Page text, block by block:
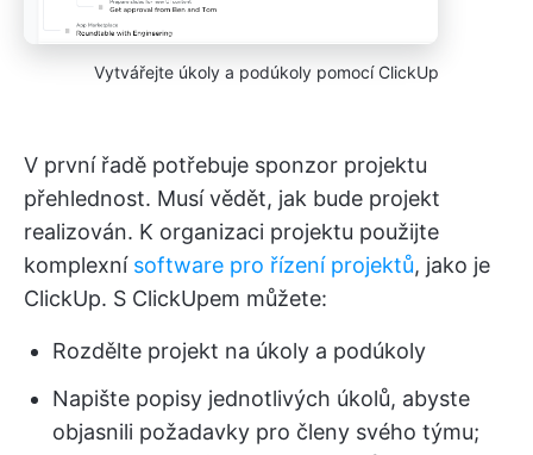
Vytvářejte úkoly a podúkoly pomocí ClickUp
V první řadě potřebuje sponzor projektu
přehlednost. Musí vědět, jak bude projekt
realizován. K organizaci projektu použijte
komplexní software pro řízení projektů, jako je
ClickUp. S ClickUpem můžete:
Rozdělte projekt na úkoly a podúkoly
Napište popisy jednotlivých úkolů, abyste
objasnili požadavky pro členy svého týmu;